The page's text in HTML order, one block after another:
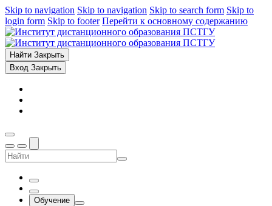
Skip to navigation Skip to navigation Skip to search form Skip to
login form Skip to footer Перейти к основному содержанию
Найти Закрыть
Вход Закрыть
Обучение